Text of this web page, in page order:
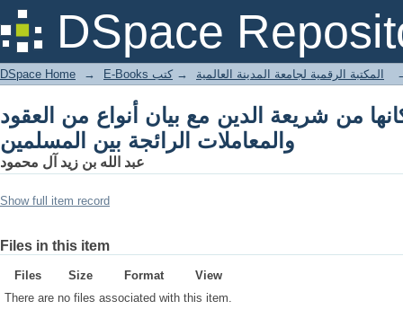
DSpace
أنواع من العقود والمعاملات الرائجة بين
المسلمين
DSpace Home → E-Books المكتبة الرقمية لجامعة المدينة العالمية → كتب
من شريعة الدين مع بيان أنواع من العقود
والمعاملات الرائجة بين المسلمين
عبد الله بن زيد آل محمود
Show full item record
Files in this item
Files Size Format
View
There are no files associated with this item.